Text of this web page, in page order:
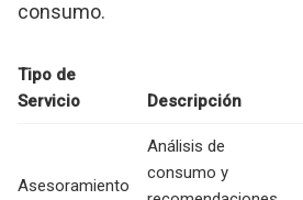
consumo.
Tipo de
Servicio
Descripción
Asesoramiento
Análisis de
consumo y